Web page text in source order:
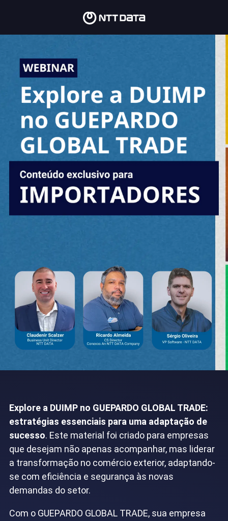
Explore a DUIMP no GUEPARDO GLOBAL TRADE:
estratégias essenciais para uma adaptação de
sucesso. Este material foi criado para empresas
que desejam não apenas acompanhar, mas liderar
a transformação no comércio exterior, adaptando-
se com eficiência e segurança às novas
demandas do setor.
Com o GUEPARDO GLOBAL TRADE, sua empresa